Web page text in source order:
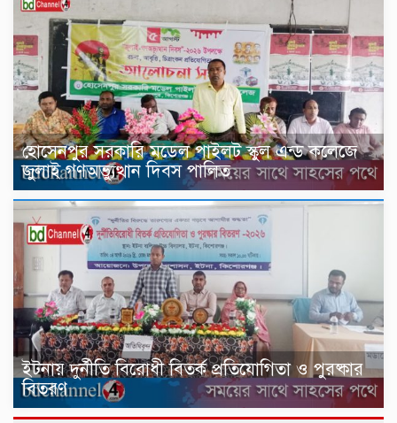
হোসেনপুর সরকারি মডেল পাইলট স্কুল এন্ড কলেজে
জুলাই গণঅভ্যুত্থান দিবস পালিত
ইটনায় দুর্নীতি বিরোধী বিতর্ক প্রতিযোগিতা ও পুরষ্কার
বিতরণ